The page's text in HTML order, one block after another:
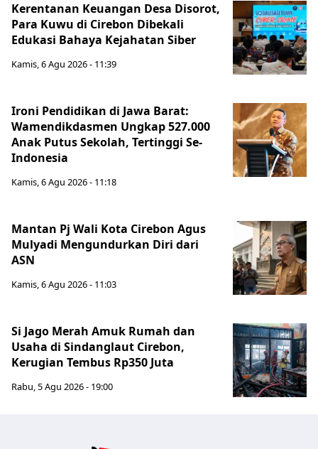
Kerentanan Keuangan Desa Disorot,
Para Kuwu di Cirebon Dibekali
Edukasi Bahaya Kejahatan Siber
Kamis, 6 Agu 2026 - 11:39
Ironi Pendidikan di Jawa Barat:
Wamendikdasmen Ungkap 527.000
Anak Putus Sekolah, Tertinggi Se-
Indonesia
Kamis, 6 Agu 2026 - 11:18
Mantan Pj Wali Kota Cirebon Agus
Mulyadi Mengundurkan Diri dari
ASN
Kamis, 6 Agu 2026 - 11:03
Si Jago Merah Amuk Rumah dan
Usaha di Sindanglaut Cirebon,
Kerugian Tembus Rp350 Juta
Rabu, 5 Agu 2026 - 19:00